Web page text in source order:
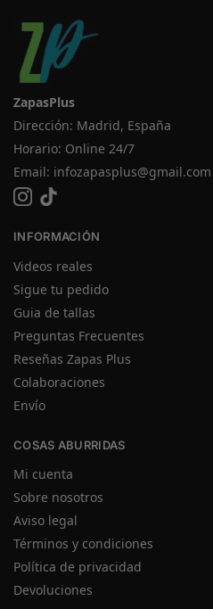
ZapasPlus
Dirección: Madrid, España
Horario: Online 24/7
Email: infozapasplus@gmail.com
INFORMACIÓN
Videos reales
Sigue tu pedido
Guia de tallas
Preguntas Frecuentes
Reseñas Zapas Plus
Colaboraciones
Envío
COSAS ABURRIDAS
Mi cuenta
Sobre nosotros
Aviso legal
Términos y condiciones
Política de privacidad
Devoluciones